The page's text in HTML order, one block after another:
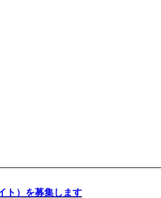
ト）を募集します